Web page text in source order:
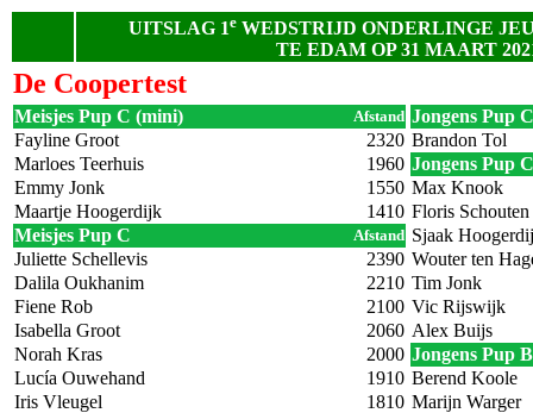
UITSLAG 1eWEDSTRIJD ONDERLINGE
TE EDAM OP 31 MAART
De Coopertest
Meisjes Pup C (mini) Afstand
Fayline Groot
2320
Marloes Teerhuis
1960
Emmy Jonk
1550
Maartje Hoogerdijk
1410
Meisjes Pup C
Afstand
Juliette Schellevis
2390
Dalila Oukhanim
2210
Fiene Rob
2100
Isabella Groot
2060
Norah Kras
2000
Lucía Ouwehand
1910
Iris Vleugel
1810
Jongens Pup
Brandon Tol
Jongens Pup C
Max Knook
Floris Schouten
Sjaak
Wouter ten
Tim Jonk
Vic Rijswijk
Alex Buijs
Jongens Pup B
Berend Koole
Marijn Warger